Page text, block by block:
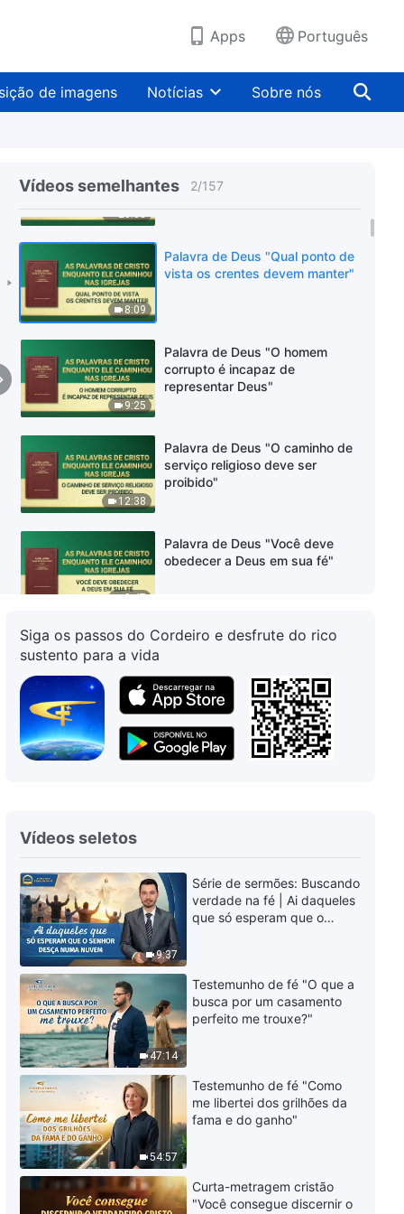
Apps Português
de imagens Notícias Sobre nós
Vídeos semelhantes 2/157
25:38
aquele que experimenta a obra
de Deus verdadeiramente crê
em Deus"
8:09
Palavra de Deus "Qual ponto de
vista os crentes devem manter"
9:25
Palavra de Deus "O homem
corrupto é incapaz de
representar Deus"
12:38
Palavra de Deus "O caminho de
serviço religioso deve ser
proibido"
9:47
Palavra de Deus "Você deve
obedecer a Deus em sua fé"
18:30
Palavra de Deus "É muito
relacionamento normal com
Deus"
Palavra de Deus "Uma vida
espiritual normal conduz as
16:16
14:54
Palavra de Deus "Os perversos
certamente serão punidos"
18:32
Palavra de Deus "Como servir
em harmonia com a vontade de
Deus"
12:59
Palavra de Deus "Como
conhecer a realidade"
Siga os passos do Cordeiro e desfrute do rico
sustento para a vida
Vídeos seletos
9:37
Série de sermões: Buscando
verdade na fé | Ai daqueles
que só esperam que o
47:14
Testemunho de fé "O que a
busca por um casamento
perfeito me trouxe?"
54:57
Testemunho de fé "Como
me libertei dos grilhões da
fama e do ganho"
Curta-metragem cristão
"Você consegue discernir o